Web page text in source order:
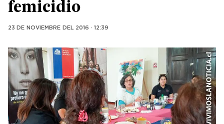
femicidio
23 DE NOVIEMBRE DEL 2016 · 12:39